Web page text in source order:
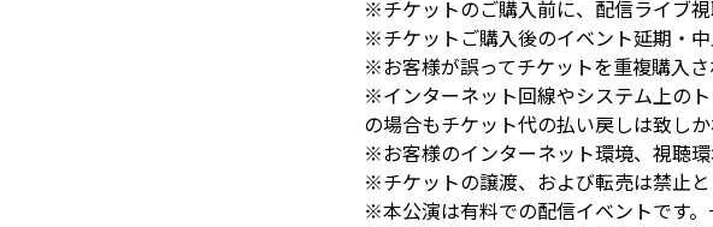
※チケットのご購入前に、配信ライブ
※チケットご購入後のイベント延期・
※お客様が誤ってチケットを重複購入
※インターネット回線やシステム上の
の場合もチケット代の払い戻しは致し
※お客様のインターネット環境、視聴
※チケットの譲渡、および転売は禁止と
※本公演は有料での配信イベントです。